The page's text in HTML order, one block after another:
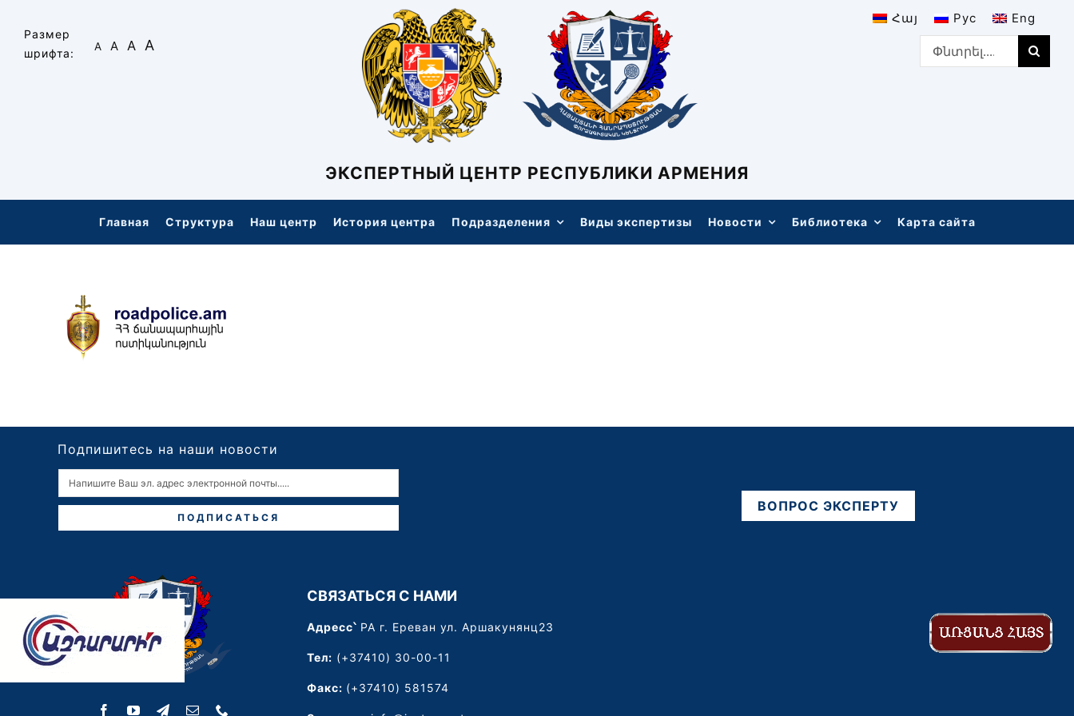
content
Размер
шрифта:
А А А А
Հայ Рус
Eng
Search
for:
ЭКСПЕРТНЫЙ ЦЕНТР РЕСПУБЛИКИ АРМЕНИЯ
Главная Структура Наш центр История центра Подразделения Виды экспертизы Новости Библиотека Карта сайта
Подпишитесь на наши новости
ВОПРОС ЭКСПЕРТУ
ПОДПИСАТЬСЯ
СВЯЗАТЬСЯ С НАМИ
Адресс՝РА г. Ереван ул. Аршакунянц23
Тел: (+37410) 30-00-11
Факс: (+37410) 581574